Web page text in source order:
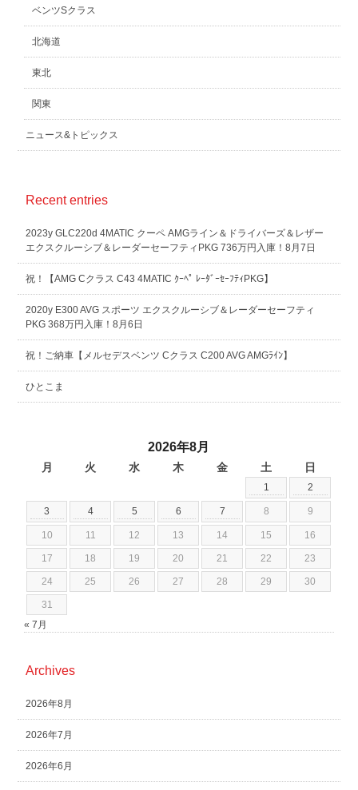
ベンツSクラス
北海道
東北
関東
ニュース&トピックス
Recent entries
2023y GLC220d 4MATIC クーペ AMGライン＆ドライバーズ＆レザー
エクスクルーシブ＆レーダーセーフティPKG 736万円入庫！8月7日
祝！【AMG Cクラス C43 4MATIC ｸｰﾍﾟ ﾚｰﾀﾞｰｾｰﾌﾃｨPKG】
2020y E300 AVG スポーツ エクスクルーシブ＆レーダーセーフティ
PKG 368万円入庫！8月6日
祝！ご納車【メルセデスベンツ Cクラス C200 AVG AMGﾗｲﾝ】
ひとこま
2026年8月
月 火 水 木 金 土 日
1 2
3 4 5 6 7 8 9
10 11 12 13 14 15 16
17 18 19 20 21 22 23
24 25 26 27 28 29 30
31
« 7月
Archives
2026年8月
2026年7月
2026年6月